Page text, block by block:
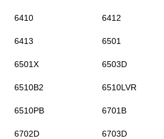
6410 6412
6413 6501
6501X 6503D
6510B2 6510LVR
6510PB 6701B
6702D 6703D